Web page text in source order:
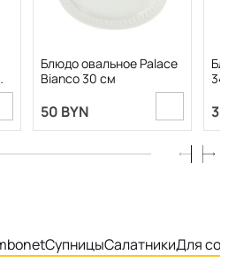
Блюдо овальное Palace
Bianco 30 см
50 BYN
СупницыСалатникиДля